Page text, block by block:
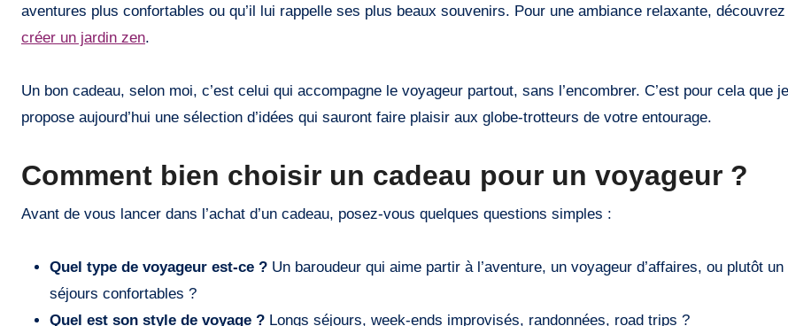
aventures plus confortables ou qu’il lui rappelle ses plus beaux souvenirs. Pour une ambiance relaxante,
créer un jardin zen.
Un bon cadeau, selon moi, c’est celui qui accompagne le voyageur partout, sans l’encombrer. C’est pour cela que
propose aujourd’hui une sélection d’idées qui sauront faire plaisir aux globe-trotteurs de votre entourage.
Comment bien choisir un cadeau pour un voyageur ?
Avant de vous lancer dans l’achat d’un cadeau, posez-vous quelques questions simples :
Quel type de voyageur est-ce ? Un baroudeur qui aime partir à l’aventure, un voyageur d’affaires, ou plutôt
séjours confortables ?
Quel est son style de voyage ? Longs séjours, week-ends improvisés, randonnées, road trips ?